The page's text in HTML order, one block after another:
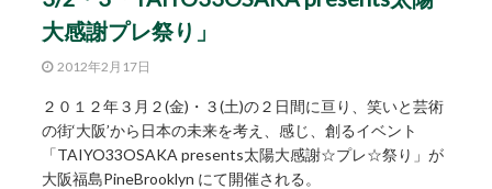
大感謝プレ祭り」
2012年2月17日
２０１２年３月２(金)・３(土)の２日間に亘り、笑いと芸術
の街‘大阪’から日本の未来を考え、感じ、創るイベント
「TAIYO33OSAKA presents太陽大感謝☆プレ☆祭り」が
大阪福島PineBrooklyn にて開催される。